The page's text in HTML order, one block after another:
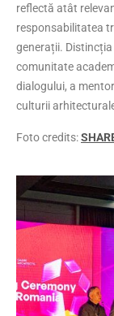
reflectă atât
responsabilitatea
generații.
comunitate
dialogului, a
culturii
Foto credits: